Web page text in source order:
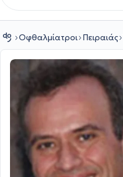
Οφθαλμίατροι Πειραιάς